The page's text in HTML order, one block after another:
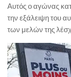
Αυτός ο αγώνας
την εξάλειψη του
των μελών της